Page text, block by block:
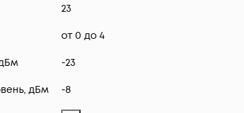
23
от 0 до 4
-23
дБм -8